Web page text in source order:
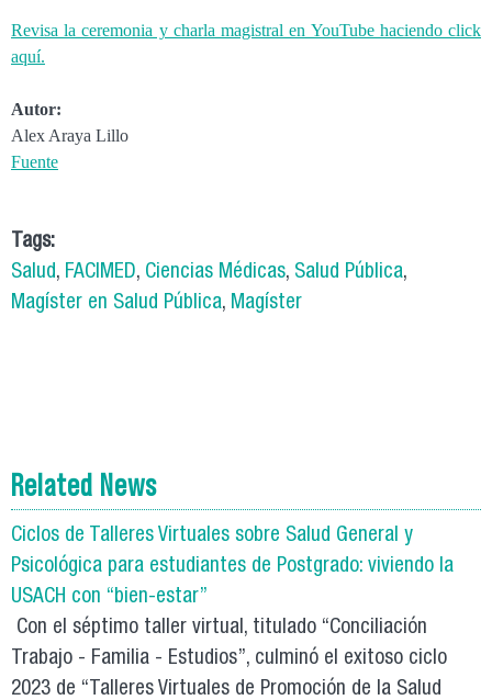
Revisa la ceremonia y charla magistral en YouTube haciendo click
aquí.
Autor:
Alex Araya Lillo
Fuente
Tags:
Salud, FACIMED, Ciencias Médicas, Salud Pública,
Magíster en Salud Pública, Magíster
Related News
Ciclos de Talleres Virtuales sobre Salud General y
Psicológica para estudiantes de Postgrado: viviendo la
USACH con “bien-estar”
Con el séptimo taller virtual, titulado “Conciliación
Trabajo - Familia - Estudios”, culminó el exitoso ciclo
2023 de “Talleres Virtuales de Promoción de la Salud